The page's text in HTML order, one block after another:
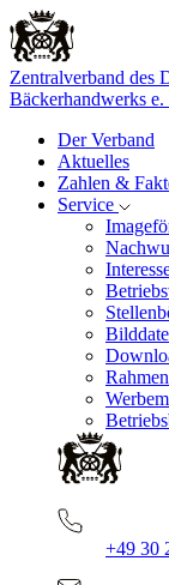
Zentralverband des
Bäckerhandwerks e.
Der Verband
Aktuelles
Zahlen &
Service
+49 30